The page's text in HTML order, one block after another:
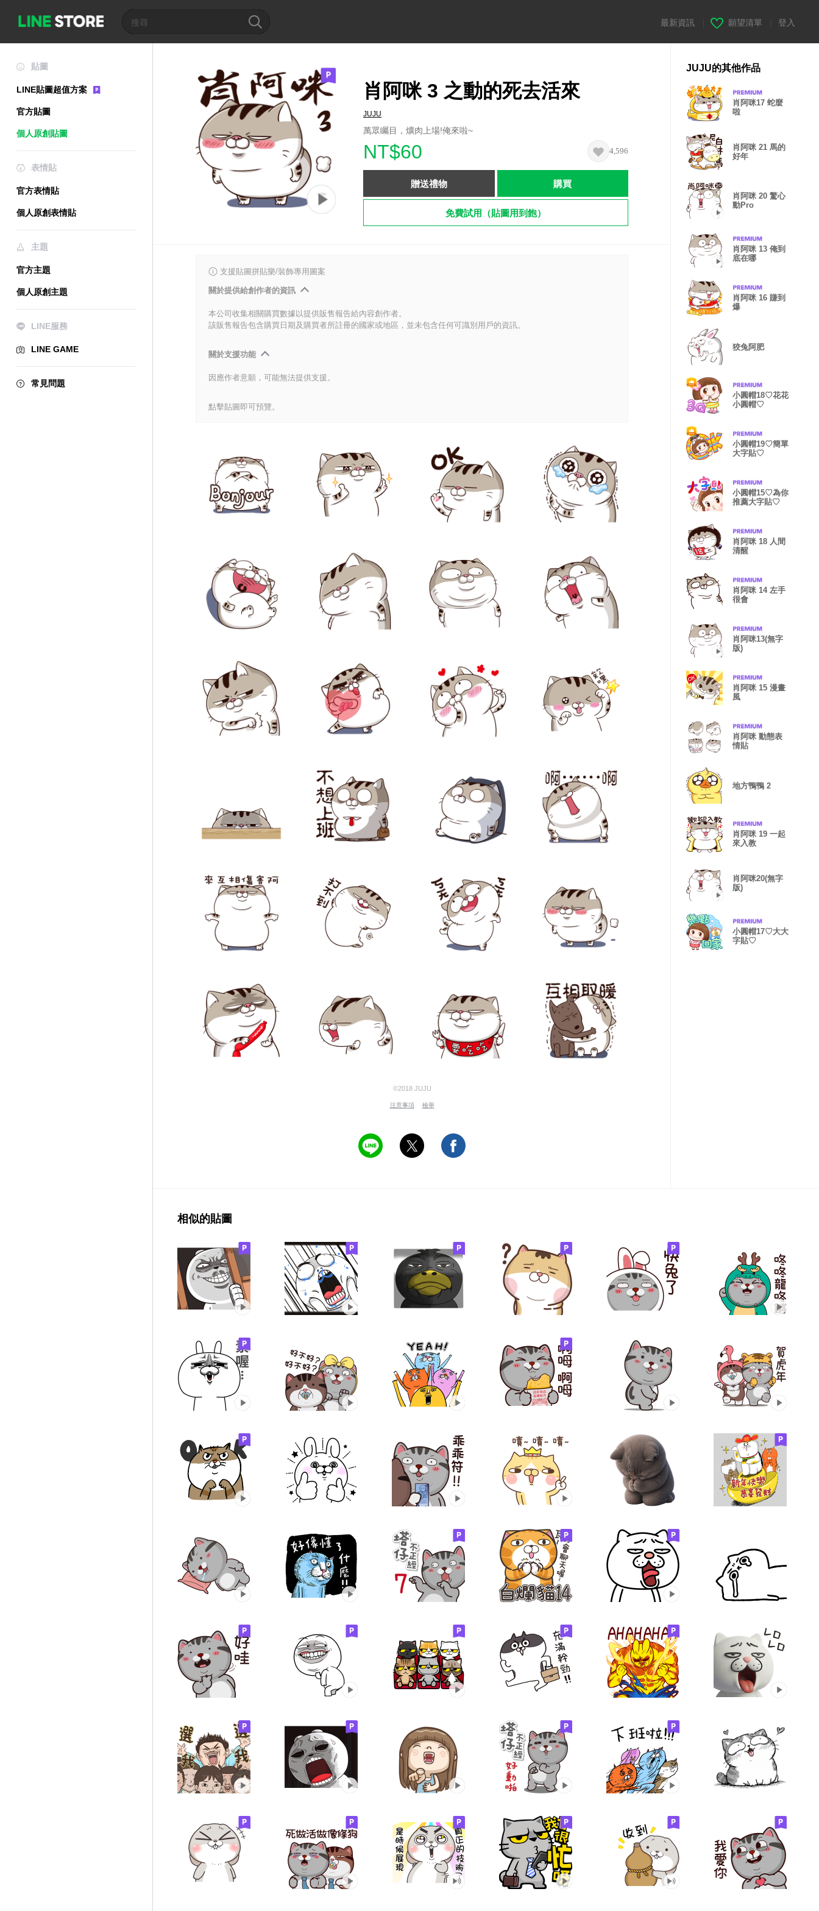
最新資訊 願望清單 登入
貼圖
LINE貼圖超值方案
官方貼圖
個人原創貼圖
表情貼
官方表情貼
個人原創表情貼
主題
官方主題
個人原創主題
LINE服務
LINE GAME
常見問題
肖阿咪 3 之動的死去活來
JUJU
萬眾矚目，爌肉上場!俺來啦~
NT$60 4,596
贈送禮物 購買
免費試用（貼圖用到飽）
支援貼圖拼貼樂/裝飾專用圖案
關於提供給創作者的資訊
本公司收集相關購買數據以提供販售報告給內容創作者。
該販售報告包含購買日期及購買者所註冊的國家或地區，並未包含任何可識別用戶的資訊。
關於支援功能
因應作者意願，可能無法提供支援。
點擊貼圖即可預覽。
©2018 JUJU
注意事項 檢舉
JUJU的其他作品
肖阿咪17 蛇麼
啦
肖阿咪 21 馬的
好年
肖阿咪 20 驚心
動Pro
肖阿咪 13 俺到
底在哪
肖阿咪 16 賺到
爆
狡兔阿肥
小圓帽18♡花花
小圓帽♡
小圓帽19♡簡單
大字貼♡
小圓帽15♡為你
推薦大字貼♡
肖阿咪 18 人間
清醒
肖阿咪 14 左手
很會
肖阿咪13(無字
版)
肖阿咪 15 漫畫
風
肖阿咪 動態表
情貼
地方鴨鴨 2
肖阿咪 19 一起
來入教
肖阿咪20(無字
版)
小圓帽17♡大大
字貼♡
相似的貼圖